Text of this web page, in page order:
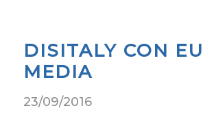
DISITALY CON
MEDIA
23/09/2016